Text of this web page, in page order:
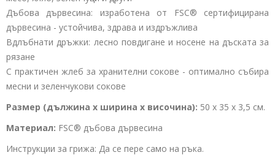
Дъбова дървесина: изработена от FSC® сертифицирана
дървесина - устойчива, здрава и издръжлива
Вдлъбнати дръжки: лесно повдигане и носене на дъската за
рязане
С практичен жлеб за хранителни сокове - оптимално събира
месни и зеленчукови сокове
Размер (дължина x ширина x височина): 50 x 35 x 3,5 см.
Материал: FSC® дъбова дървесина
Инструкции за грижа: Да се ​​пере само на ръка.